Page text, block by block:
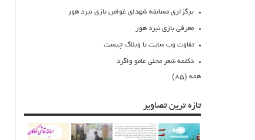
برگزاری مسابقه شهدای غواص بازی نبرد هور
معرفی بازی نبرد هور
تفاوت وب سایت با وبلاگ چیست
دکلمه شعر محلی عامو واگرد
همه (85)
تازه ترین تصاویر